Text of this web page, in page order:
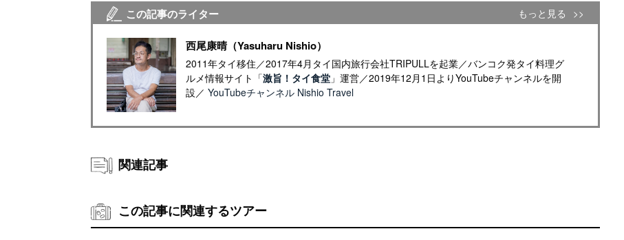
この記事のライター もっと見る
西尾康晴（Yasuharu Nishio）
2011年タイ移住／2017年4月タイ国内旅行会社TRIPULLを起業／バンコク発タイ料理グ
ルメ情報サイト「激旨！タイ食堂」運営／2019年12月1日よりYouTubeチャンネルを開
設／ YouTubeチャンネル Nishio Travel
関連記事
この記事に関連するツアー